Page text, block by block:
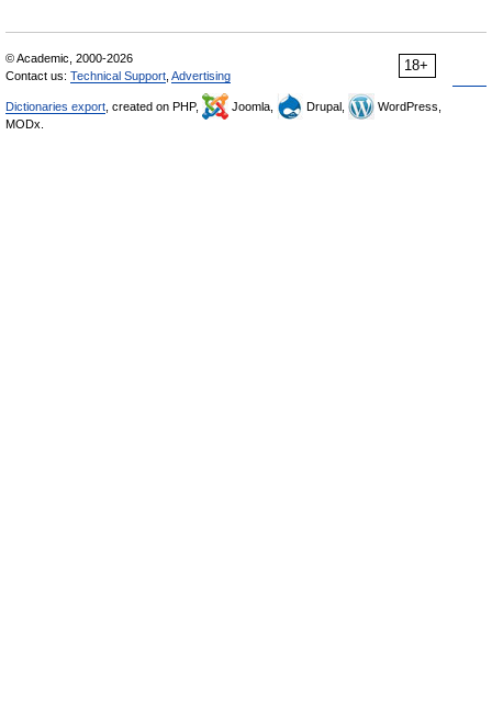
18+
© Academic, 2000-2026
Contact us: Technical Support Advertising
Dictionaries export , created on PHP, Joomla, Drupal,
WordPress,
MODx.